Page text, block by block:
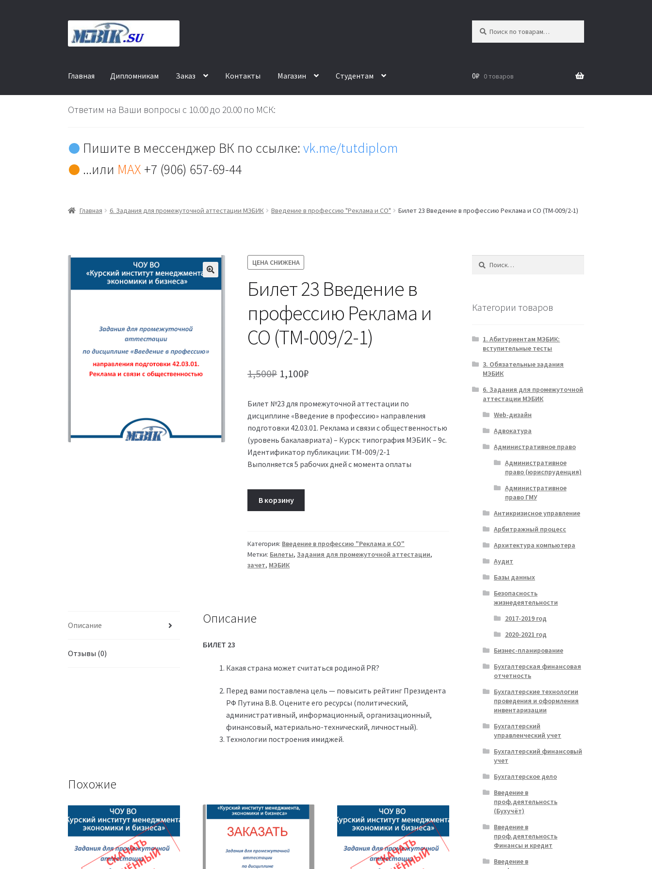
Перейти
навигации
Перейти
содержимому
Главная Дипломникам Заказ Контакты Магазин Студентам 0₽ 0 товаров
Ответим на Ваши вопросы с 10.00 до 20.00 по МСК:
Пишите в мессенджер ВК по ссылке:vk.me/tutdiplom
...или MAX +7 (906) 657-69-44
Главная 6. Задания для промежуточной аттестации МЭБИК Введение в профессию "Реклама и СО" Билет 23 Введение в профессию Реклама и СО (ТМ-009/2-1)
ЦЕНА СНИЖЕНА
Билет 23 Введение в
профессию Реклама и
СО (ТМ-009/2-1)
1,500₽ Первоначальная
составляла
1,500₽.
1,100₽
1,100₽.
Билет №23 для промежуточной аттестации по
дисциплине «Введение в профессию» направления
подготовки 42.03.01. Реклама и связи с общественностью
(уровень бакалавриата) – Курск: типография МЭБИК – 9с.
Идентификатор публикации: ТМ-009/2-1
Выполняется 5 рабочих дней с момента оплаты
Введение
в
профессию
(ТМ-009/2-
В корзину
Категория: Введение в профессию "Реклама и СО"
Метки: Билеты,Задания для промежуточной аттестации,
зачет, МЭБИК
Описание
Отзывы (0)
Описание
БИЛЕТ 23
Какая страна может считаться родиной PR?
Перед вами поставлена цель — повысить рейтинг Президента
РФ Путина В.В. Оцените его ресурсы (политический,
административный, информационный, организационный,
финансовый, материально-технический, личностный).
Технологии построения имиджей.
Похожие
Найти:
Категории товаров
1. Абитуриентам МЭБИК:
вступительные тесты
3. Обязательные задания
МЭБИК
6. Задания для промежуточной
аттестации МЭБИК
Web-дизайн
Адвокатура
Административное право
Административное
право (юриспруденция)
Административное
право ГМУ
Антикризисное управление
Арбитражный процесс
Архитектура компьютера
Аудит
Базы данных
Безопасность
жизнедеятельности
2017-2019 год
2020-2021 год
Бизнес-планирование
Бухгалтерская финансовая
отчетность
Бухгалтерские технологии
проведения и оформления
инвентаризации
Бухгалтерский
управленческий учет
Бухгалтерский финансовый
учет
Бухгалтерское дело
Введение в
проф.деятельность
(Бухучёт)
Введение в
проф.деятельность
Финансы и кредит
Введение в